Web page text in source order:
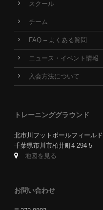
スクール
チーム
FAQ – よくある質問
ニュース・イベント情報
入会方法について
トレーニンググラウンド
北市川フットボールフィールド
千葉県市川市柏井町4-294-5
地図を見る
お問い合わせ